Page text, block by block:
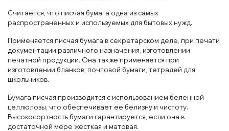
Считается, что писчая бумага одна из самых
распространенных и используемых для бытовых нужд.
Применяется писчая бумага в секретарском деле, при печати
документации различного назначения, изготовлении
печатной продукции. Она также применяется при
изготовлении бланков, почтовой бумаги, тетрадей для
школьников.
Бумага писчая производится с использованием беленной
целлюлозы, что обеспечивает ее белизну и чистоту.
Высокосортность бумаги гарантируется, если она в
достаточной мере жесткая и матовая.